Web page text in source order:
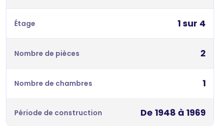
Étage 1 sur 4
Nombre de pièces 2
Nombre de chambres 1
Période de construction De 1948 à 1969